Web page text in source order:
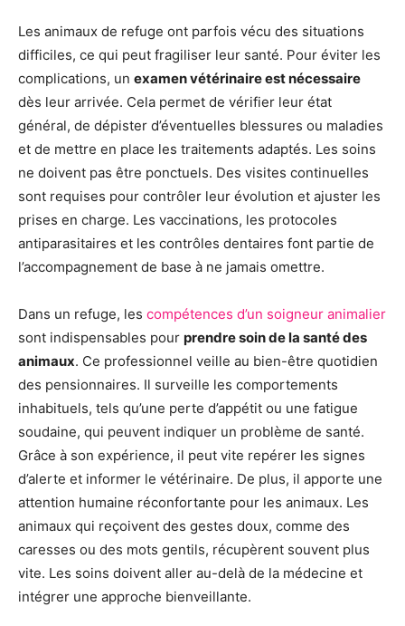
Les animaux de refuge ont parfois vécu des situations
difficiles, ce qui peut fragiliser leur santé. Pour éviter les
complications, un examen vétérinaire est nécessaire
dès leur arrivée. Cela permet de vérifier leur état
général, de dépister d’éventuelles blessures ou maladies
et de mettre en place les traitements adaptés. Les soins
ne doivent pas être ponctuels. Des visites continuelles
sont requises pour contrôler leur évolution et ajuster les
prises en charge. Les vaccinations, les protocoles
antiparasitaires et les contrôles dentaires font partie de
l’accompagnement de base à ne jamais omettre.
Dans un refuge, les compétences d’un soigneur animalier
sont indispensables pour prendre soin de la santé des
animaux. Ce professionnel veille au bien-être quotidien
des pensionnaires. Il surveille les comportements
inhabituels, tels qu’une perte d’appétit ou une fatigue
soudaine, qui peuvent indiquer un problème de santé.
Grâce à son expérience, il peut vite repérer les signes
d’alerte et informer le vétérinaire. De plus, il apporte une
attention humaine réconfortante pour les animaux. Les
animaux qui reçoivent des gestes doux, comme des
caresses ou des mots gentils, récupèrent souvent plus
vite. Les soins doivent aller au-delà de la médecine et
intégrer une approche bienveillante.